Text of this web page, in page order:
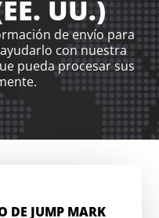
UU.)
de envío para
con nuestra
pueda procesar sus
DE JUMP MARK